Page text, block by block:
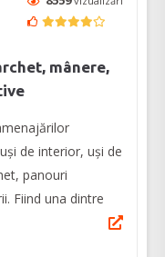
mânere,
de interior, uși de
panouri
Fiind una dintre